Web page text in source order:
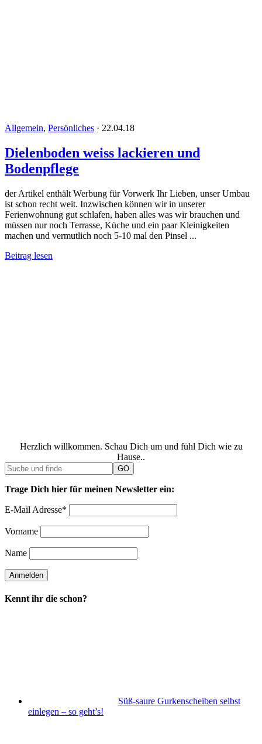
Allgemein, Persönliches · 22.04.18
Dielenboden weiss lackieren und
Bodenpflege
der Artikel enthält Werbung für Vorwerk Ihr Lieben, unser Umbau
ist schon recht weit. Inzwischen können wir in unserer
Ferienwohnung gut schlafen, haben alles was wir brauchen und
müssen nur noch Terrasse, Küche und ein paar Kleinigkeiten
machen und vermutlich noch 5-10 mal den Pinsel ...
Beitrag lesen
Herzlich willkommen. Schau Dich um und fühl Dich wie zu
Hause..
Trage Dich hier für meinen Newsletter ein:
E-Mail Adresse*
Vorname
Name
Kennt ihr die schon?
Süß-saure Gurkenscheiben selbst
einlegen – so geht’s!